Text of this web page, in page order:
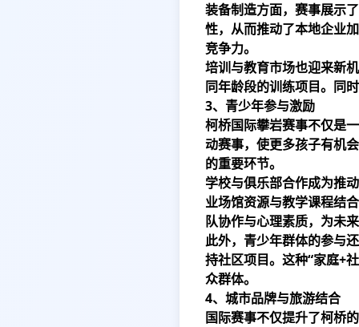
装备制造方面，赛事展示
性，从而推动了本地企业
竞争力。
培训与教育市场也迎来新
同年龄段的训练项目。同
3、青少年参与激励
柯桥国际攀岩赛事不仅是
动赛事，使更多孩子有机
的重要环节。
学校与俱乐部合作成为推
业场馆资源与教学课程结
队协作与心理素质，为未
此外，青少年群体的参与
持社区项目。这种“家庭+
众群体。
4、城市品牌与旅游结合
国际赛事不仅提升了柯桥